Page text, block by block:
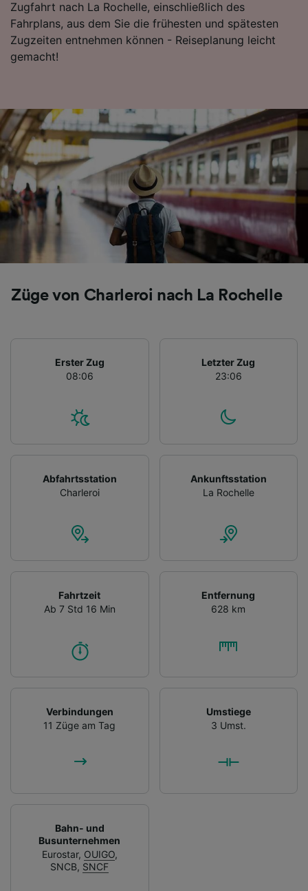
Zugfahrt nach La Rochelle, einschließlich des
Fahrplans, aus dem Sie die frühesten und spätesten
Zugzeiten entnehmen können - Reiseplanung leicht
gemacht!
Züge von Charleroi nach La Rochelle
Erster Zug
08:06
Letzter Zug
23:06
Abfahrtsstation
Charleroi
Ankunftsstation
La Rochelle
Fahrtzeit
Ab 7 Std 16 Min
Entfernung
628 km
Verbindungen
11 Züge am Tag
Umstiege
3 Umst.
Bahn- und
Busunternehmen
Eurostar, OUIGO,
SNCB, SNCF
Folgendes bereitzustellen:
Verwendung genauer Standortdaten.
Endgeräteeigenschaften zur Identifikation
aktiv abfragen. Speichern von oder Zugriff auf
Inhalten, Zielgruppenforschung sowie
Entwicklung und Verbesserung von
Angeboten.
Liste der Partner (Lieferanten)